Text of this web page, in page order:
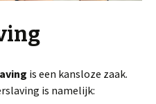
is een kansloze zaak.
is namelijk: